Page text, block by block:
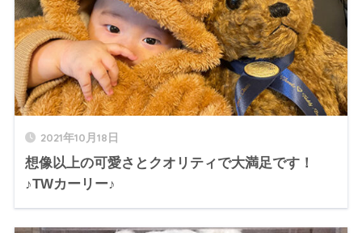
2021年10月18日
想像以上の可愛さとクオリティで大満足です！
♪TWカーリー♪